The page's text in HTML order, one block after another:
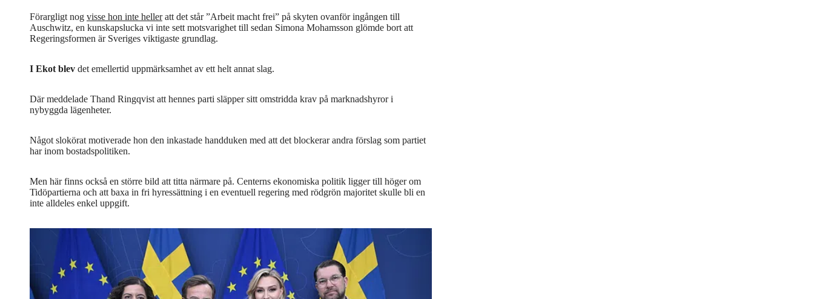
Förargligt nog visse hon inte helleratt det står ”Arbeit macht frei” på skyten ovanför ingången till
Auschwitz, en kunskapslucka vi inte sett motsvarighet till sedan Simona Mohamsson glömde bort att
Regeringsformen är Sveriges viktigaste grundlag.
I Ekot blev det emellertid uppmärksamhet av ett helt annat slag.
Där meddelade Thand Ringqvist att hennes parti släpper sitt omstridda krav på marknadshyror i
nybyggda lägenheter.
Något slokörat motiverade hon den inkastade handduken med att det blockerar andra förslag som partiet
har inom bostadspolitiken.
Men här finns också en större bild att titta närmare på. Centerns ekonomiska politik ligger till höger om
Tidöpartierna och att baxa in fri hyressättning i en eventuell regering med rödgrön majoritet skulle bli en
inte alldeles enkel uppgift.